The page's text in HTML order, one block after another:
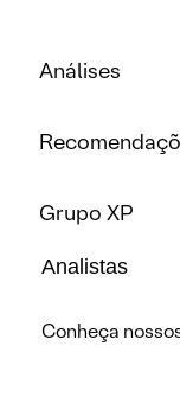
Análises
Grupo XP
Analistas
Conheça